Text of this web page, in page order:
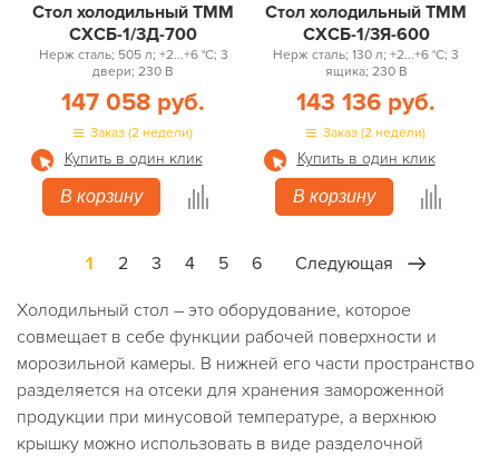
Стол холодильный ТММ
СХСБ-1/3Д-700
Нерж сталь; 505 л; +2...+6 °С; 3
двери; 230 В
147 058 руб.
Заказ (2 недели)
Купить в один клик
В корзину
Стол холодильный ТММ
СХСБ-1/3Я-600
Нерж сталь; 130 л; +2...+6 °С; 3
ящика; 230 В
143 136 руб.
Заказ (2 недели)
Купить в один клик
В корзину
1 2 3 4 5 6 Следующая
Холодильный стол – это оборудование, которое
совмещает в себе функции рабочей поверхности и
морозильной камеры. В нижней его части пространство
разделяется на отсеки для хранения замороженной
продукции при минусовой температуре, а верхнюю
крышку можно использовать в виде разделочной